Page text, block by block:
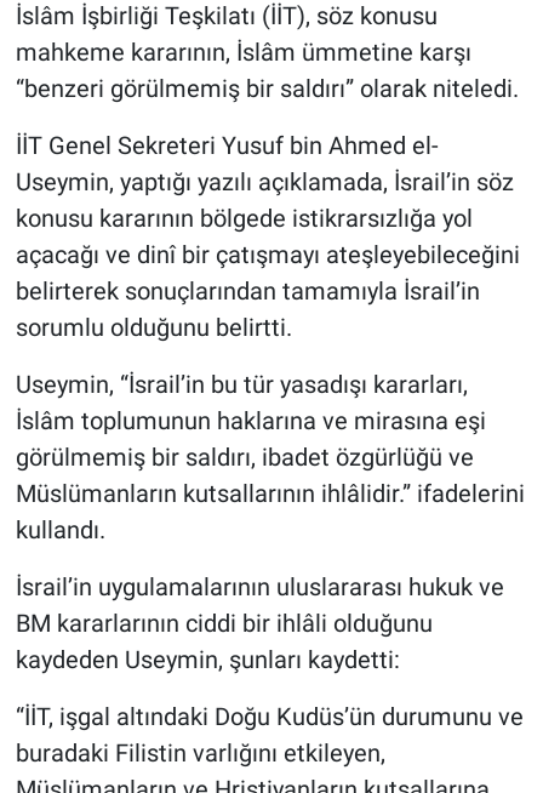
İslâm İşbirliği Teşkilatı (İİT), söz konusu
mahkeme kararının, İslâm ümmetine karşı
“benzeri görülmemiş bir saldırı” olarak niteledi.
İİT Genel Sekreteri Yusuf bin Ahmed el-
Useymin, yaptığı yazılı açıklamada, İsrail’in söz
konusu kararının bölgede istikrarsızlığa yol
açacağı ve dinî bir çatışmayı ateşleyebileceğini
belirterek sonuçlarından tamamıyla İsrail’in
sorumlu olduğunu belirtti.
Useymin, “İsrail’in bu tür yasadışı kararları,
İslâm toplumunun haklarına ve mirasına eşi
görülmemiş bir saldırı, ibadet özgürlüğü ve
Müslümanların kutsallarının ihlâlidir.” ifadelerini
kullandı.
İsrail’in uygulamalarının uluslararası hukuk ve
BM kararlarının ciddi bir ihlâli olduğunu
kaydeden Useymin, şunları kaydetti:
“İİT, işgal altındaki Doğu Kudüs’ün durumunu ve
buradaki Filistin varlığını etkileyen,